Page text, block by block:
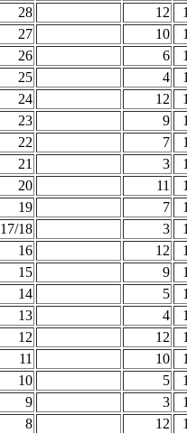
28
12
27
10
26
6
25
4
24
12
23
9
22
7
21
3
20
11
19
7
17/18
3
16
12
15
9
14
5
13
4
12
12
11
10
10
5
9
3
8
12